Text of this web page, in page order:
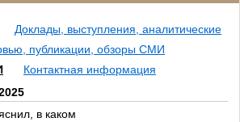
Доклады, выступления, аналитические
публикации, обзоры СМИ
Контактная информация
в каком